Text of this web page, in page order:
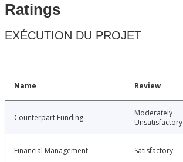
Ratings
EXÉCUTION DU PROJET
Name Review
Counterpart Funding
Moderately
Unsatisfactory
Financial Management Satisfactory